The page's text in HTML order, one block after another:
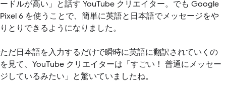
ードルが高い」と話す YouTube クリエイター。でも Google
Pixel 6 を使うことで、簡単に英語と日本語でメッセージをや
りとりできるようになりました。
ただ日本語を入力するだけで瞬時に英語に翻訳されていくの
を見て、YouTube クリエイターは「すごい！ 普通にメッセー
ジしているみたい」と驚いていましたね。